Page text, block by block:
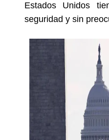
Estados Unidos
seguridad y sin